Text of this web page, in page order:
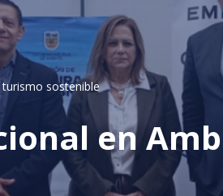
sostenible
en